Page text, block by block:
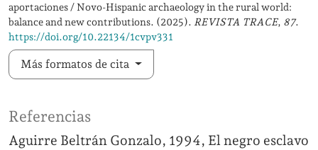
aportaciones / Novo-Hispanic archaeology in the rural world:
balance and new contributions. (2025). REVISTA TRACE, 87.
https://doi.org/10.22134/1cvpv331
Más formatos de cita
Referencias
Aguirre Beltrán Gonzalo, 1994, El negro esclavo